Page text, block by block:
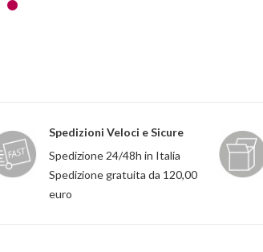
Spedizioni Veloci e Sicure
Spedizione 24/48h in Italia
Spedizione gratuita da 120,00
euro